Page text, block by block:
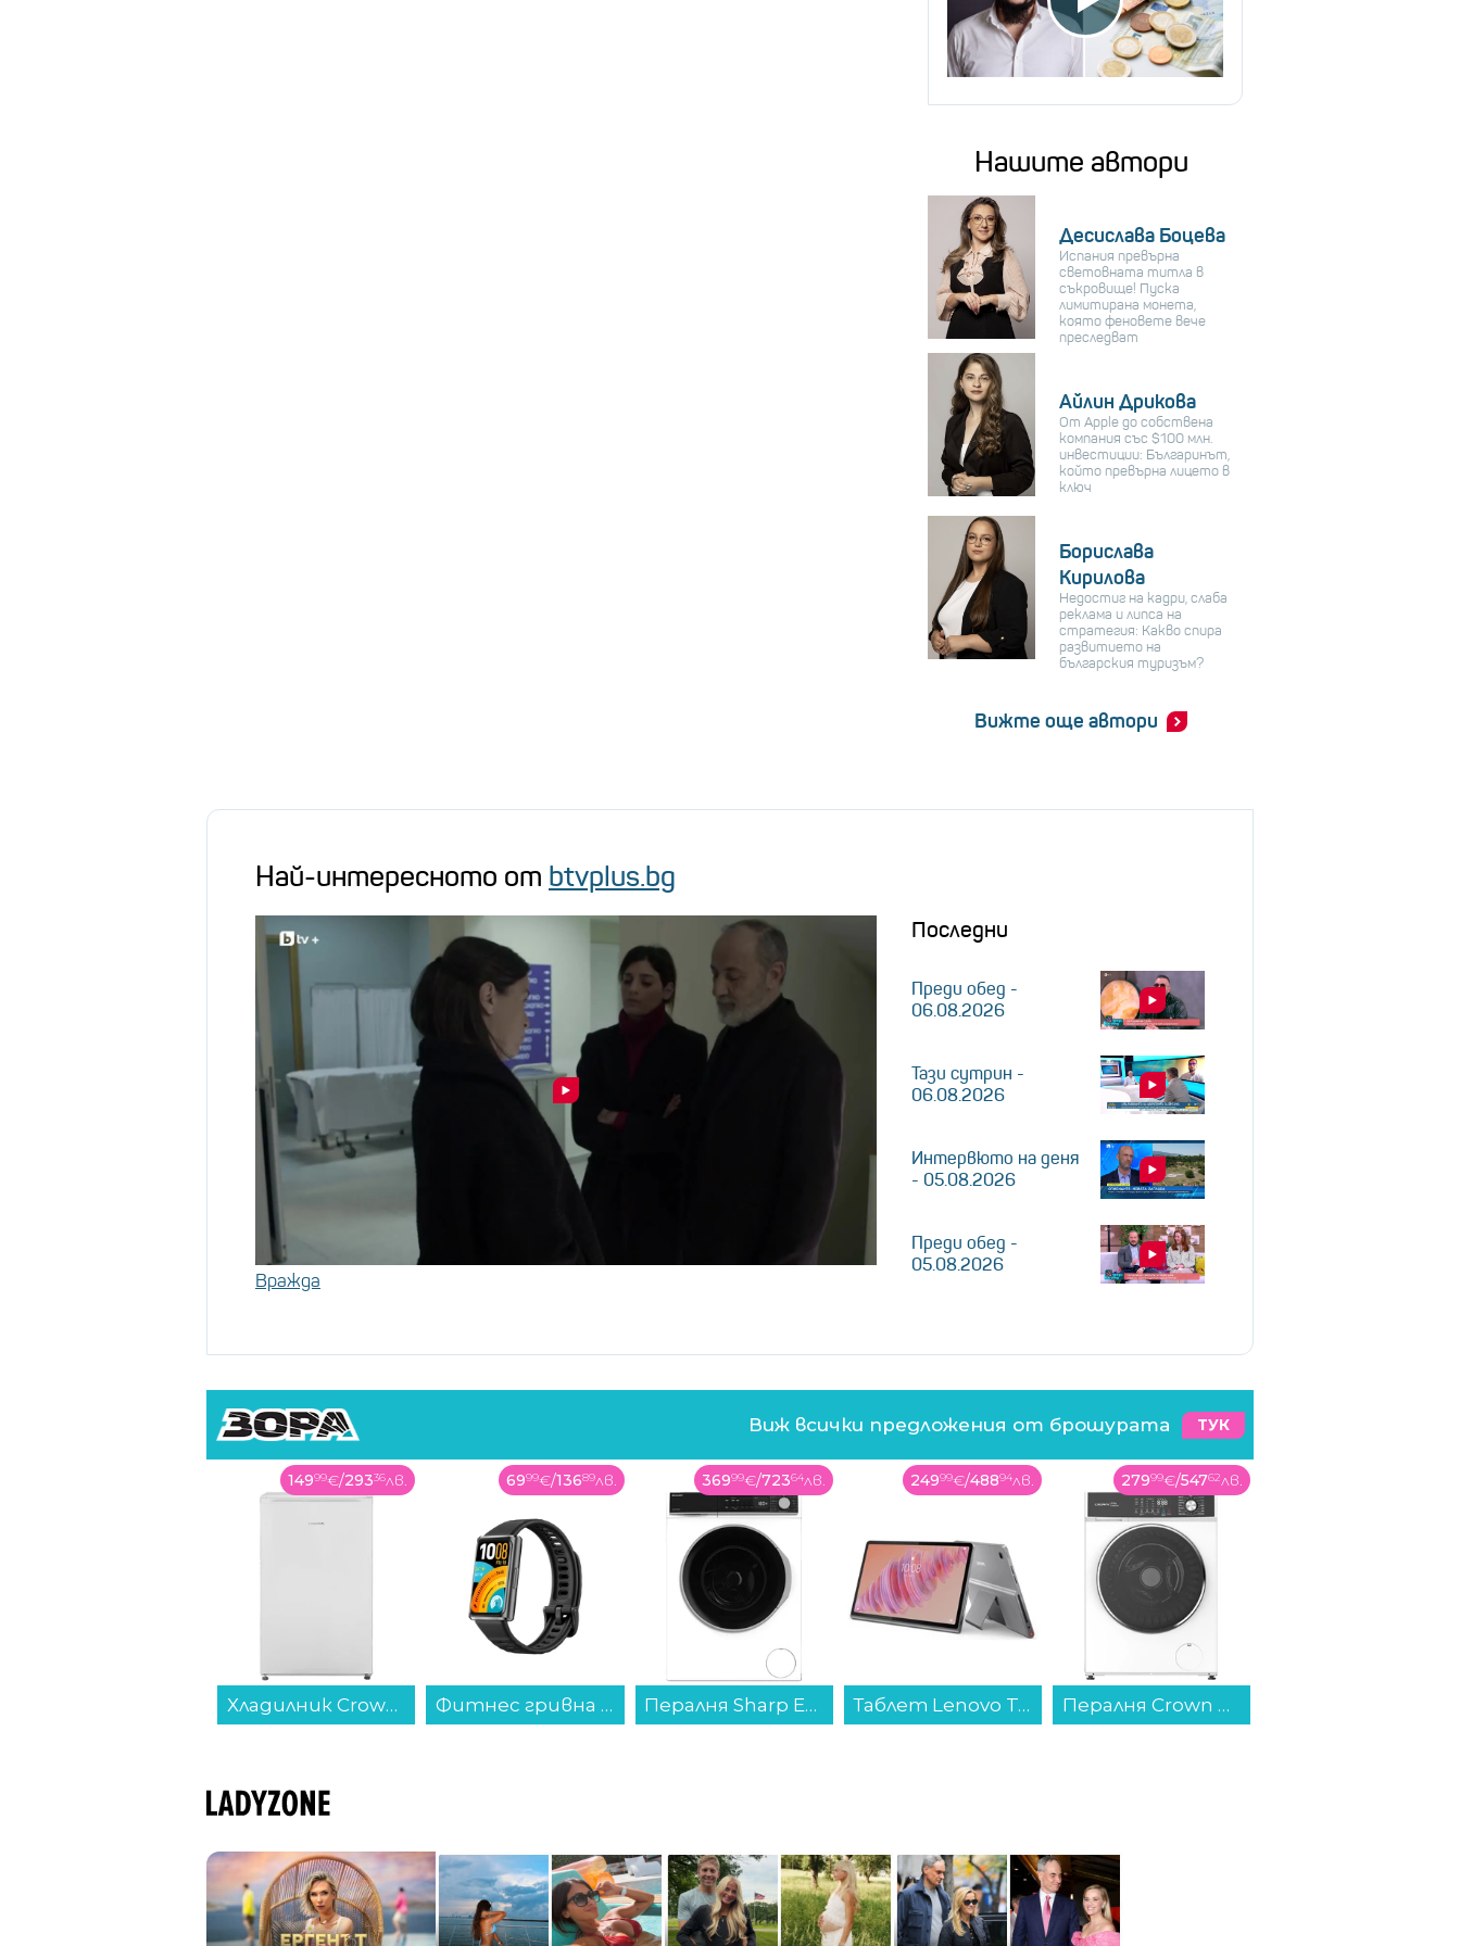
Нашите автори
Десислава Боцева
Испания превърна
световната титла в
съкровище! Пуска
лимитирана монета,
която феновете вече
преследват
Айлин Дрикова
От Apple до собствена
компания със $100 млн.
инвестиции: Българинът,
който превърна лицето в
ключ
Борислава
Кирилова
Недостиг на кадри, слаба
реклама и липса на
стратегия: Какво спира
развитието на
българския туризъм?
Вижте още автори
Най-интересното от btvplus.bg
Вражда
Последни
Преди обед -
06.08.2026
Тази сутрин -
06.08.2026
Интервюто на деня
- 05.08.2026
Преди обед -
05.08.2026
Виж всички предложения от брошурата ТУК
6999€/13689лв.
Фитнес гривна Huawei BAND 11 PRO BLACK Candy-B49F 55020GVK , 1.62...
36999€/72364лв.
Пералня Sharp ES-NFB014AWNA , 10.00 kg, 1400 об./мин., A , Бял...
24999€/48894лв.
Таблет Lenovo TAB PLUS WIFI 256/8 ZADX0035GR , 256 GB, 8 GB...
27999€/54762лв.
Пералня Crown CWM8014WY , 1400 об./мин., 8.00 kg, A , Бял...
17999€/35203лв.
Бойлер Елдом WVS08044F-B 80L 3KW , 3 , 77 , C , Вертикален...